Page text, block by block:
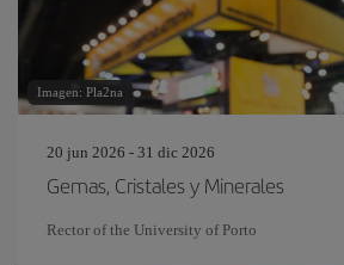
Imagen: Pla2na
20 jun 2026 - 31 dic 2026
Gemas, Cristales y Minerales
Rector of the University of Porto